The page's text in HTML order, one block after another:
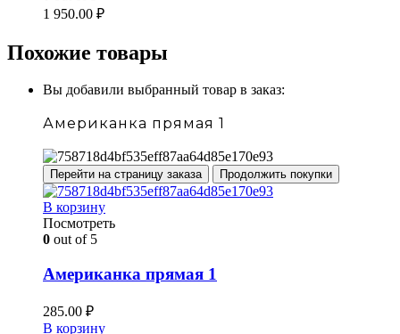
1 950.00 ₽
Похожие товары
Вы добавили выбранный товар в заказ:
Американка прямая 1
Перейти на страницу заказа Продолжить покупки
В корзину
Посмотреть
0 out of 5
Американка прямая 1
285.00 ₽
В корзину